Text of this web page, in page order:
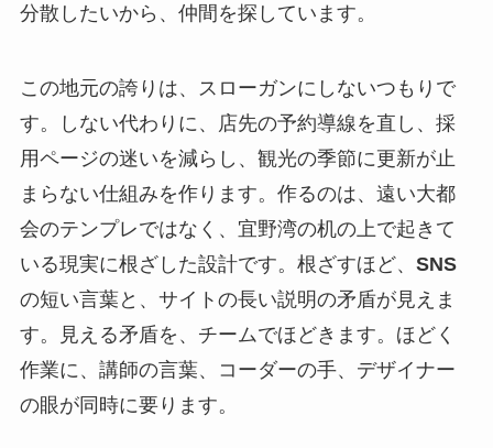
分散したいから、仲間を探しています。
この地元の誇りは、スローガンにしないつもりで
す。しない代わりに、店先の予約導線を直し、採
用ページの迷いを減らし、観光の季節に更新が止
まらない仕組みを作ります。作るのは、遠い大都
会のテンプレではなく、宜野湾の机の上で起きて
いる現実に根ざした設計です。根ざすほど、 SNS
の短い言葉と、サイトの長い説明の矛盾が見えま
す。見える矛盾を、チームでほどきます。ほどく
作業に、講師の言葉、コーダーの手、デザイナー
の眼が同時に要ります。